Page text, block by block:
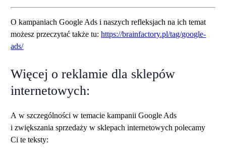
O kampaniach Google Ads i naszych refleksjach na ich temat
możesz przeczytać także tu:https://brainfactory.pl/tag/google-
ads/
Więcej o reklamie dla sklepów
internetowych:
A w szczególności w temacie kampanii Google Ads
i zwiększania sprzedaży w sklepach internetowych polecamy
Ci te teksty: